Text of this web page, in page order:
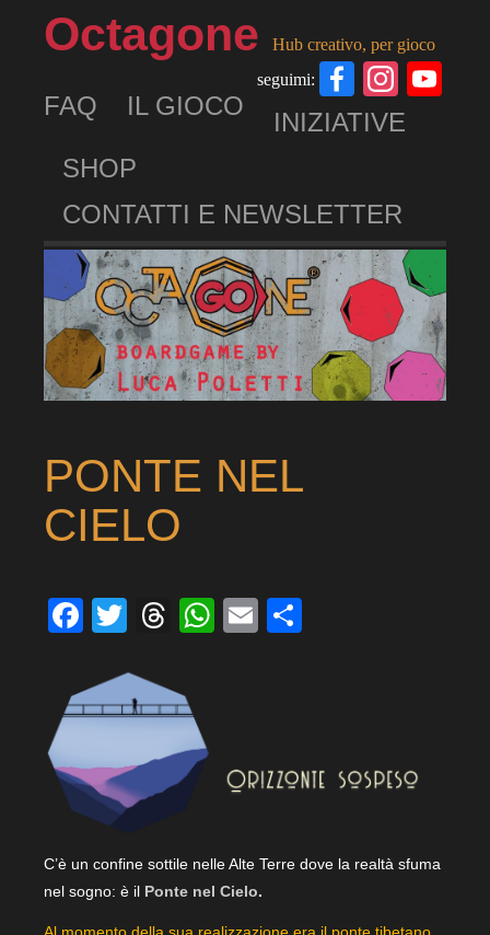
Octagone
Hub creativo, per gioco
seguimi:
Facebook
FAQ IL GIOCO
INIZIATIVE
SHOP
CONTATTI E NEWSLETTER
PONTE NEL
CIELO
Facebook
TwitterThreads
WhatsApp
Email
C’è un confine sottile nelle Alte Terre dove la realtà sfuma
nel sogno: è il Ponte nel Cielo.